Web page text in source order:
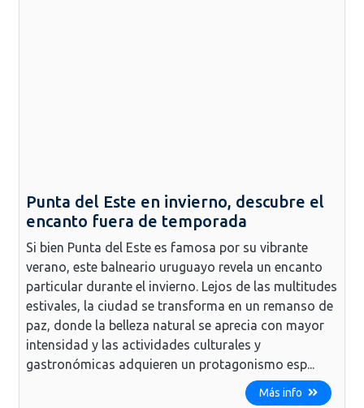
Punta del Este en invierno, descubre el
encanto fuera de temporada
Si bien Punta del Este es famosa por su vibrante
verano, este balneario uruguayo revela un encanto
particular durante el invierno. Lejos de las multitudes
estivales, la ciudad se transforma en un remanso de
paz, donde la belleza natural se aprecia con mayor
intensidad y las actividades culturales y
gastronómicas adquieren un protagonismo esp...
Más info